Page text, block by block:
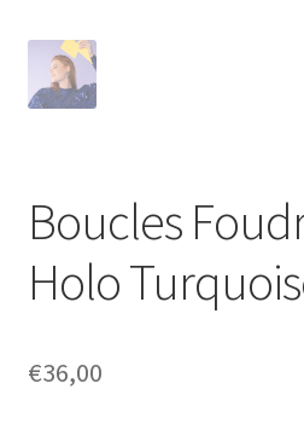
Boucles
Holo
€36,00